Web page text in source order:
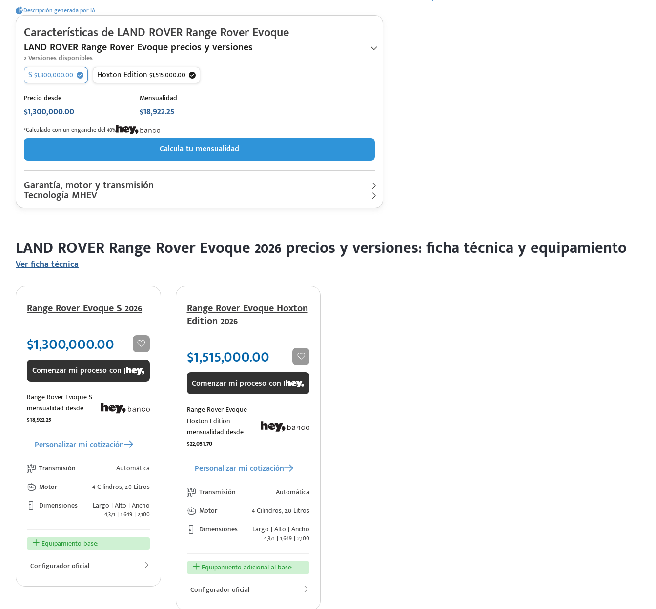
Descripción generada por IA
Características de LAND ROVER Range Rover Evoque
LAND ROVER Range Rover Evoque precios y versiones
2Versiones disponibles
S $1,300,000.00 Hoxton Edition $1,515,000.00
Precio desde
$1,300,000.00
Mensualidad
$18,922.25
*Calculado con un enganche del 40%
Calcula tu mensualidad
Garantía, motor y transmisión
Garantía
100,000 Km | 3 años
Motor cilindros
Lt 2.0 | Hp. 247
Colores disponibles
Tecnología MHEV
Descripción de funcionamiento motorizaciónLAND ROVERRange Rover Evoque 2026
LAND ROVER Range Rover Evoque 2026 precios y versiones: ficha técnica y equipamiento
Ver ficha técnica
Range Rover Evoque S 2026
$1,300,000.00
Comenzar mi proceso con |
Range Rover Evoque S
mensualidad desde
$18,922.25
Personalizar mi cotización
Transmisión
Automática
Motor
4 Cilindros, 2.0 Litros
Dimensiones
Largo | Alto | Ancho
4,371 | 1,649 | 2,100
Equipamiento base:
Configurador oficial
Range Rover Evoque Hoxton
Edition 2026
$1,515,000.00
Comenzar mi proceso con |
Range Rover Evoque
Hoxton Edition
mensualidad desde
$22,051.70
Personalizar mi cotización
Transmisión
Automática
Motor
4 Cilindros, 2.0 Litros
Dimensiones
Largo | Alto | Ancho
4,371 | 1,649 | 2,100
Equipamiento adicional al base:
Configurador oficial
más
estoy viendo 😀